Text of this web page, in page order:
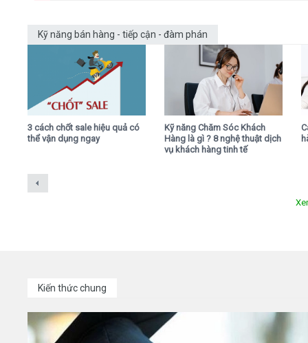
Kỹ năng bán hàng - tiếp cận - đàm phán
3 cách chốt sale hiệu quả có
thể vận dụng ngay
Kỹ năng Chăm Sóc Khách
Hàng là gì ? 8 nghệ thuật dịch
vụ khách hàng tinh tế
Kiến thức chung